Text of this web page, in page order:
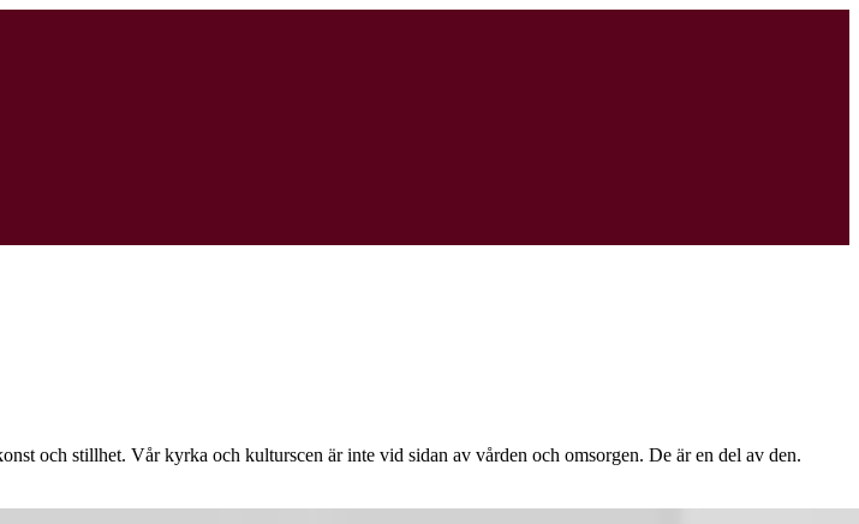
och stillhet. Vår kyrka och kulturscen är inte vid sidan av vården och omsorgen. De är en del av den.